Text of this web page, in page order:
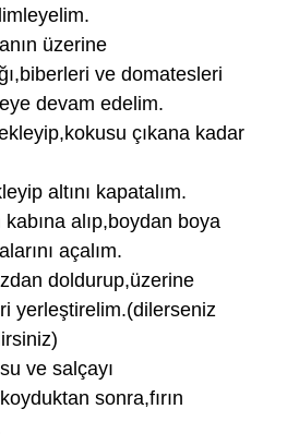
üzerine
ve domatesleri
devam edelim.
çıkana kadar
altını kapatalım.
kabına alıp,boydan boya
açalım.
doldurup,üzerine
yerleştirelim.(dilerseniz
ve salçayı
sonra,fırın